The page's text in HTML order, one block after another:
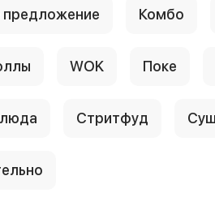
предложение Комбо
WOK Поке
Стритфуд